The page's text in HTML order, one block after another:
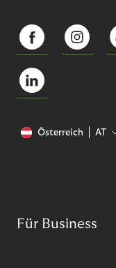
Österreich AT
Für Business